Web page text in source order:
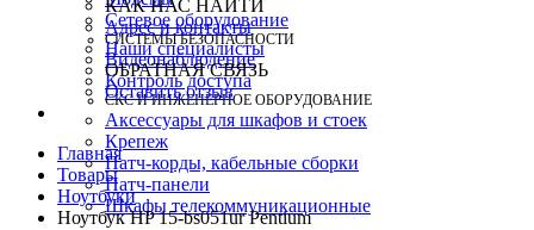
Сетевое оборудование
СИСТЕМЫ БЕЗОПАСНОСТИ
Видеонаблюдение
Контроль доступа
СКС И ИНЖЕНЕРНОЕ ОБОРУДОВАНИЕ
Аксессуары для шкафов и стоек
Крепеж
Патч-корды, кабельные сборки
Патч-панели
Шкафы телекоммуникационные
КАК НАС НАЙТИ
Адрес и контакты
Наши специалисты
ОБРАТНАЯ СВЯЗЬ
Оставить отзыв
Главная
Товары
Ноутбуки
Ноутбук HP 15-bs051ur Pentium